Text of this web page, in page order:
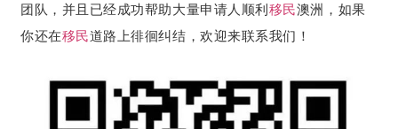
团队，并且已经成功帮助大量申请人顺利移民澳洲，如果
你还在移民道路上徘徊纠结，欢迎来联系我们！